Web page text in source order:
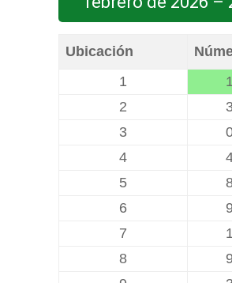
Ubicación
1
2
3
4
5
6
7
8